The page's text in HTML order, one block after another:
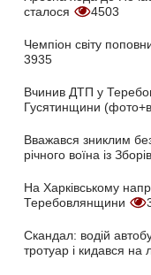
сталося
4503
Чемпіон світу
3935
Вчинив ДТП у
Гусятинщини
Вважався зниклим
річного воїна із
На Харківському
Теребовлянщини
Скандал: водій
тротуар і кидався на